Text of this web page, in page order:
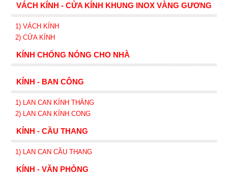
VÁCH KÍNH - CỬA KÍNH KHUNG INOX VÀNG GƯƠNG
1) VÁCH KÍNH
2) CỬA KÍNH
KÍNH CHỐNG NÓNG CHO NHÀ
KÍNH - BAN CÔNG
1) LAN CAN KÍNH THẲNG
2)
LAN CAN KÍNH CONG
KÍNH - CẦU THANG
1) LAN CAN CẦU THANG
KÍNH - VĂN PHÒNG